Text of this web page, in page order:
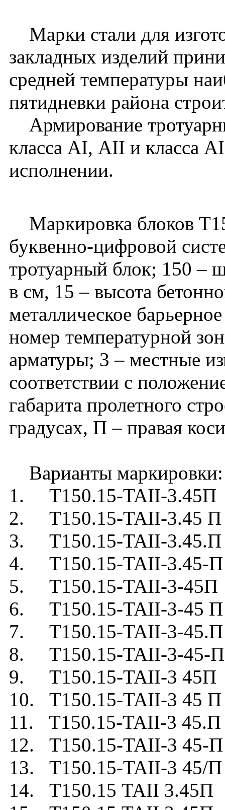
Марки стали для
закладных изделий
средней температуры
пятидневки района
Армирование
класса АI, АII и класса
исполнении.
Маркировка блоков
буквенно-цифровой
тротуарный блок; 150 –
в см, 15 – высота
металлическое
номер температурной
арматуры; 3 – местные
соответствии с
габарита пролетного
градусах, П – правая
Варианты маркировки:
1. Т150.15-TAII-3.45П
2. Т150.15-TAII-3.45 П
3. Т150.15-TAII-3.45.П
4. Т150.15-TAII-3.45-П
5. Т150.15-TAII-3-45П
6. Т150.15-TAII-3-45 П
7. Т150.15-TAII-3-45.П
8. Т150.15-TAII-3-45-П
9. Т150.15-TAII-3 45П
10. Т150.15-TAII-3 45 П
11. Т150.15-TAII-3 45.П
12. Т150.15-TAII-3 45-П
13. Т150.15-TAII-3 45/П
14. Т150.15 TAII 3.45П